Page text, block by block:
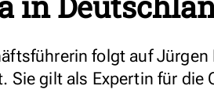
folgt auf Jürgen
Sie gilt als Expertin für